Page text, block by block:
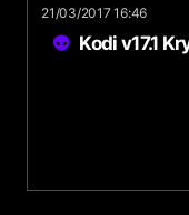
21/03/2017 16:46
Kodi v17.1